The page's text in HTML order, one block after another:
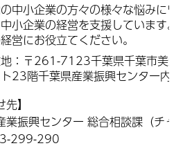
中小企業の方々の様々な悩みに
小企業の経営を支援しています
営にお役立てください。
：〒261-7123千葉県千葉市美
23階千葉県産業振興センター内
先】
業振興センター 総合相談課（チャ
299-290